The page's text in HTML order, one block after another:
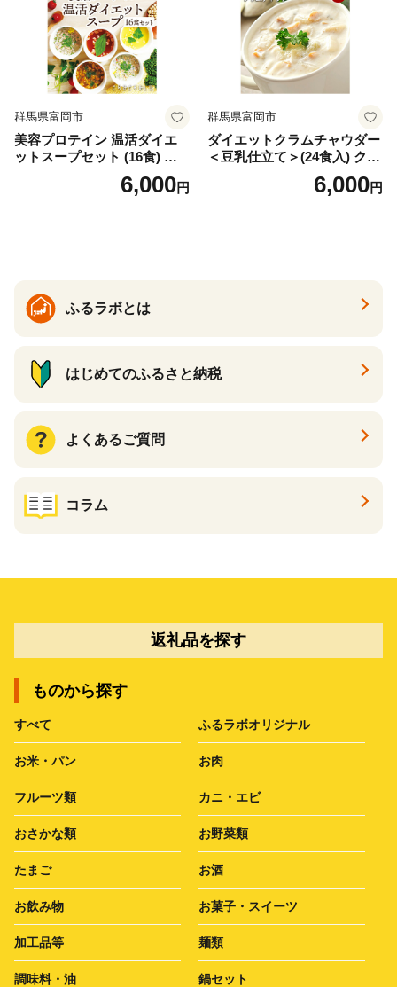
群馬県富岡市
美容プロテイン 温活ダイエ
ットスープセット (16食) 小
分け スープ 食べ比べ セット
詰合せ クラムチャウダー チ
6,000円
群馬県富岡市
ダイエットクラムチャウダー
＜豆乳仕立て＞(24食入) クラ
ムチャウダー 豆乳 ダイエッ
ト スープ プロテイン たんぱ
6,000円
ふるラボとは
はじめてのふるさと納税
よくあるご質問
コラム
返礼品を探す
ものから探す
すべて ふるラボオリジナル
お米・パン お肉
フルーツ類 カニ・エビ
おさかな類 お野菜類
たまご お酒
お飲み物 お菓子・スイーツ
加工品等 麺類
調味料・油 鍋セット